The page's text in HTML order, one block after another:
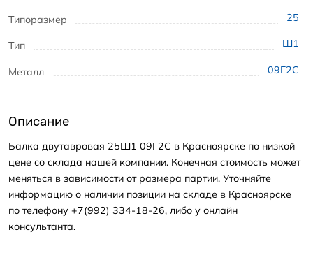
Типоразмер 25
Тип Ш1
Металл 09Г2С
Описание
Балка двутавровая 25Ш1 09Г2С в Красноярске по низкой
цене со склада нашей компании. Конечная стоимость может
меняться в зависимости от размера партии. Уточняйте
информацию о наличии позиции на складе в Красноярске
по телефону +7(992) 334-18-26, либо у онлайн
консультанта.